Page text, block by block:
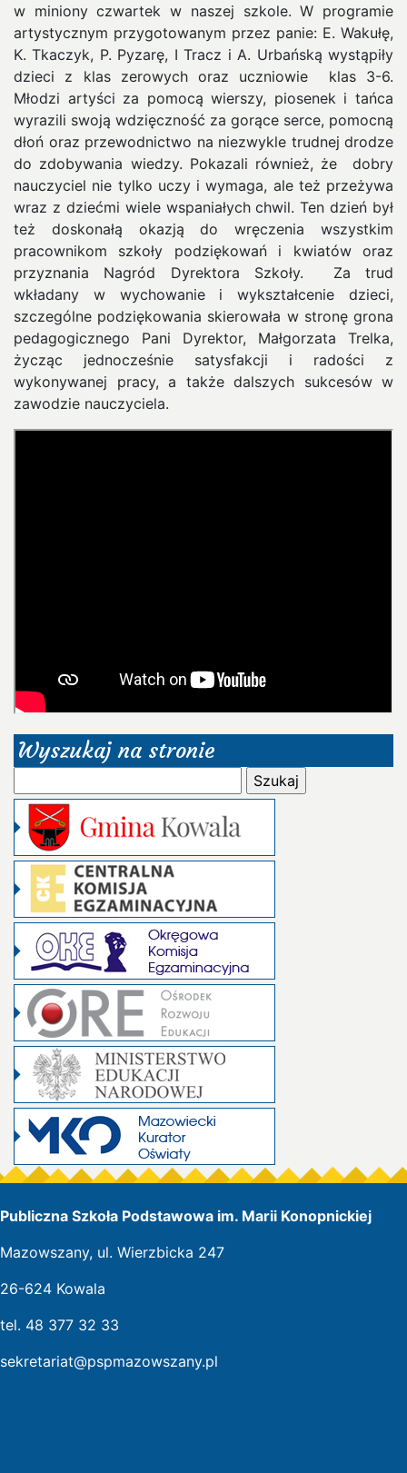
w miniony czwartek w naszej szkole.W programie
artystycznym przygotowanym przez panie: E. Wakułę,
K. Tkaczyk, P. Pyzarę, I Tracz i A. Urbańską wystąpiły
dzieci z klas zerowych oraz uczniowie klas 3-6.
Młodzi artyści za pomocą wierszy, piosenek i tańca
wyrazili swoją wdzięczność za gorące serce, pomocną
dłoń oraz przewodnictwo na niezwykle trudnej drodze
do zdobywania wiedzy. Pokazali również, że dobry
nauczyciel nie tylko uczy i wymaga, ale też przeżywa
wraz z dziećmi wiele wspaniałych chwil. Ten dzień był
też doskonałą okazją do wręczenia wszystkim
pracownikom szkoły podziękowań i kwiatów oraz
przyznania Nagród Dyrektora Szkoły. Za trud
wkładany w wychowanie i wykształcenie dzieci,
szczególne podziękowania skierowała w stronę grona
pedagogicznego Pani Dyrektor, Małgorzata Trelka,
życząc jednocześnie satysfakcji i radości z
wykonywanej pracy, a także dalszych sukcesów w
zawodzie nauczyciela.
Wyszukaj na stronie
Publiczna Szkoła Podstawowa im. Marii Konopnickiej
Mazowszany, ul. Wierzbicka 247
26-624 Kowala
tel. 48 377 32 33
sekretariat@pspmazowszany.pl